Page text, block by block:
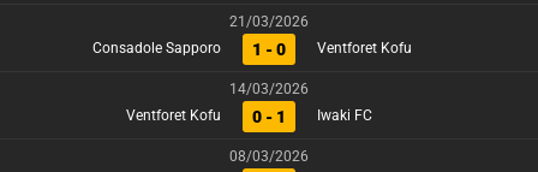
21/03/2026
Consadole Sapporo
1 - 0 Ventforet Kofu
14/03/2026
Ventforet Kofu
0 - 1 Iwaki FC
08/03/2026